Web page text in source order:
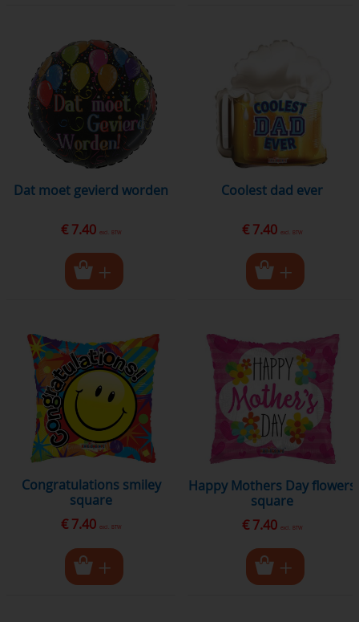
dat moet gevierd worden
€ 7.40 excl. BTW
coolest dad ever
€ 7.40 excl. BTW
congratulations smiley
square
€ 7.40 excl. BTW
Happy Mothers Day flowers
square
€ 7.40 excl. BTW